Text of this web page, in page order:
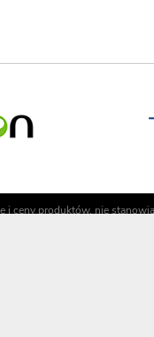
i ceny produktów, nie